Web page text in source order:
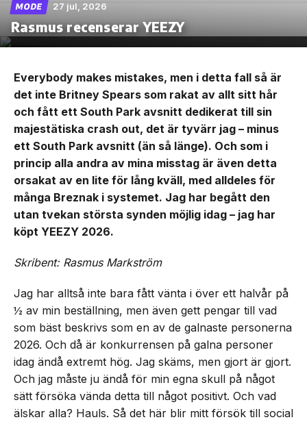
MODE 27 jul, 2026
Rasmus recenserar YEEZY
Everybody makes mistakes, men i detta fall så är
det inte Britney Spears som rakat av allt sitt hår
och fått ett South Park avsnitt dedikerat till sin
majestätiska crash out, det är tyvärr jag – minus
ett South Park avsnitt (än så länge). Och som i
princip alla andra av mina misstag är även detta
orsakat av en lite för lång kväll, med alldeles för
många Breznak i systemet. Jag har begått den
utan tvekan största synden möjlig idag – jag har
köpt YEEZY 2026.
Skribent: Rasmus Markström
Jag har alltså inte bara fått vänta i över ett halvår på
½ av min beställning, men även gett pengar till vad
som bäst beskrivs som en av de galnaste personerna
2026. Och då är konkurrensen på galna personer
idag ändå extremt hög. Jag skäms, men gjort är gjort.
Och jag måste ju ändå för min egna skull på något
sätt försöka vända detta till något positivt. Och vad
älskar alla? Hauls. Så det här blir mitt försök till social